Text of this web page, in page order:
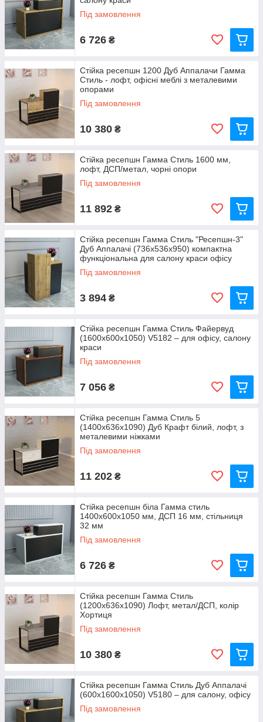
Під замовлення
6 726 ₴
Стійка ресепшн 1200 Дуб Аппалачи Гамма
Стиль - лофт, офісні меблі з металевими
опорами
Під замовлення
10 380 ₴
Стійка ресепшн Гамма Стиль 1600 мм,
лофт, ДСП/метал, чорні опори
Під замовлення
11 892 ₴
Стійка ресепшн Гамма Стиль "Ресепшн-3"
Дуб Аппалачі (736x536x950) компактна
функціональна для салону краси офісу
Під замовлення
3 894 ₴
Стійка ресепшн Гамма Стиль Файервуд
(1600x600x1050) V5182 – для офісу, салону
краси
Під замовлення
7 056 ₴
Стійка ресепшн Гамма Стиль 5
(1400x636x1090) Дуб Крафт білий, лофт, з
металевими ніжками
Під замовлення
11 202 ₴
Стійка ресепшн біла Гамма стиль
1400x600x1050 мм, ДСП 16 мм, стільниця
32 мм
Під замовлення
6 726 ₴
Стійка ресепшн Гамма Стиль
(1200x636x1090) Лофт, метал/ДСП, колір
Хортиця
Під замовлення
10 380 ₴
Стійка ресепшн Гамма Стиль Дуб Аппалачі
(600x1600x1050) V5180 – для салону, офісу
Під замовлення